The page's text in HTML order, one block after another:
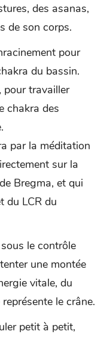
des asanas,
de son corps.
pour
du bassin.
pour travailler
chakra des
par la méditation
sur la
Bregma, et qui
du LCR du
le contrôle
une montée
vitale, du
le crâne.
petit à petit,